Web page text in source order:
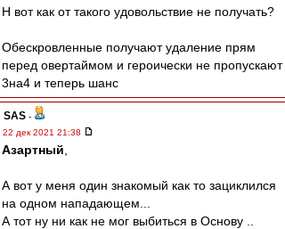
Н вот как от такого удовольствие не получать?
Обескровленные получают удаление прям
перед овертаймом и героически не пропускают
3на4 и теперь шанс
SAS -
22 дек 2021 21:38
Азартный
А вот у меня один знакомый как то зациклился
на одном нападающем...
А тот ну ни как не мог выбиться в Основу ..